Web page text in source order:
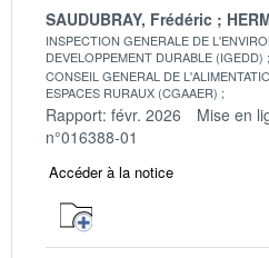
SAUDUBRAY, Frédéric
INSPECTION GENERALE DE
DEVELOPPEMENT DURABLE (IGEDD)
CONSEIL GENERAL DE
ESPACES RURAUX (CGAAER)
Rapport: févr. 2026 Mise en
n°016388-01
Accéder à la notice